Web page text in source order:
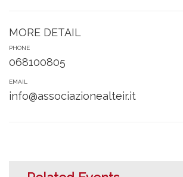
MORE DETAIL
PHONE
068100805
EMAIL
info@associazionealteir.it